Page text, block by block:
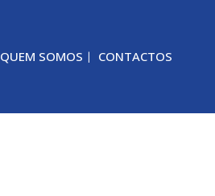
QUEM SOMOS CONTACTOS